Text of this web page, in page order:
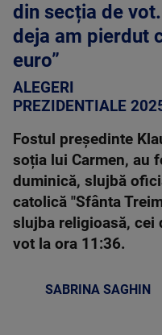
din secția de
deja am pierdut
euro”
ALEGERI
PREZIDENTIALE
Fostul președinte
soția lui Carmen, au
duminică, slujbă
catolică "Sfânta
slujba religioasă, cei
vot la ora 11:36.
SABRINA SAGHIN